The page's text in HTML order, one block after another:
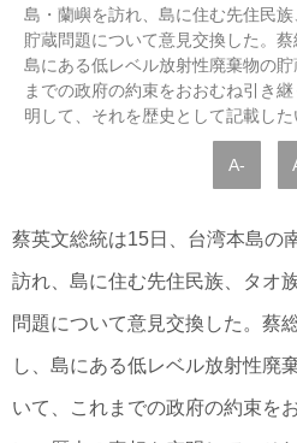
島・蘭嶼を訪れ、島に住む先住民
貯蔵問題について意見交換した。
島にある低レベル放射性廃棄物の
までの政府の約束をおおむね引き
明して、それを歴史として記載した
A-
蔡英文総統は15日、台湾本島の
訪れ、島に住む先住民族、タオ
問題について意見交換した。蔡
し、島にある低レベル放射性廃
いて、これまでの政府の約束を